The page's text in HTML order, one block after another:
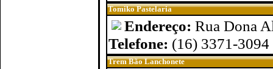
Tomiko Pastelaria
Endereço: Rua Dona
Telefone: (16) 3371-3094
Trem Bão Lanchonete